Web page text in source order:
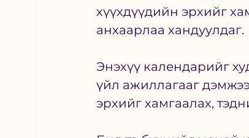
хүүхдүүдийн эрхийг
анхаарлаа хандуулдаг.
Энэхүү календарийг
үйл ажиллагааг
эрхийг хамгаалах,